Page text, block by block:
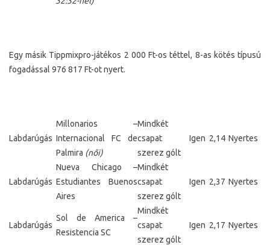
Egy másik Tippmixpro-játékos 2 000 Ft-os téttel, 8-as kötés típusú
fogadással 976 817 Ft-ot nyert.
Labdarúgás
Millonarios –
Internacional FC de
Palmira (női)
Mindkét
csapat
szerez gólt
Igen 2,14 Nyertes
Labdarúgás
Nueva Chicago –
Estudiantes Buenos
Aires
Mindkét
csapat
szerez gólt
Igen 2,37 Nyertes
Labdarúgás
Sol de America –
Resistencia SC
Mindkét
csapat
szerez gólt
Igen 2,17 Nyertes